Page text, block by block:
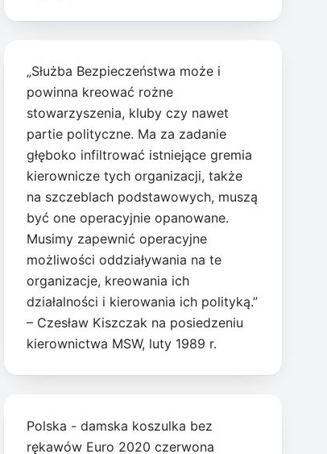
„Służba Bezpieczeństwa może i
powinna kreować rożne
stowarzyszenia, kluby czy nawet
partie polityczne. Ma za zadanie
głęboko infiltrować istniejące gremia
kierownicze tych organizacji, także
na szczeblach podstawowych, muszą
być one operacyjnie opanowane.
Musimy zapewnić operacyjne
możliwości oddziaływania na te
organizacje, kreowania ich
działalności i kierowania ich polityką.”
– Czesław Kiszczak na posiedzeniu
kierownictwa MSW, luty 1989 r.
Polska - damska koszulka bez
rękawów Euro 2020 czerwona